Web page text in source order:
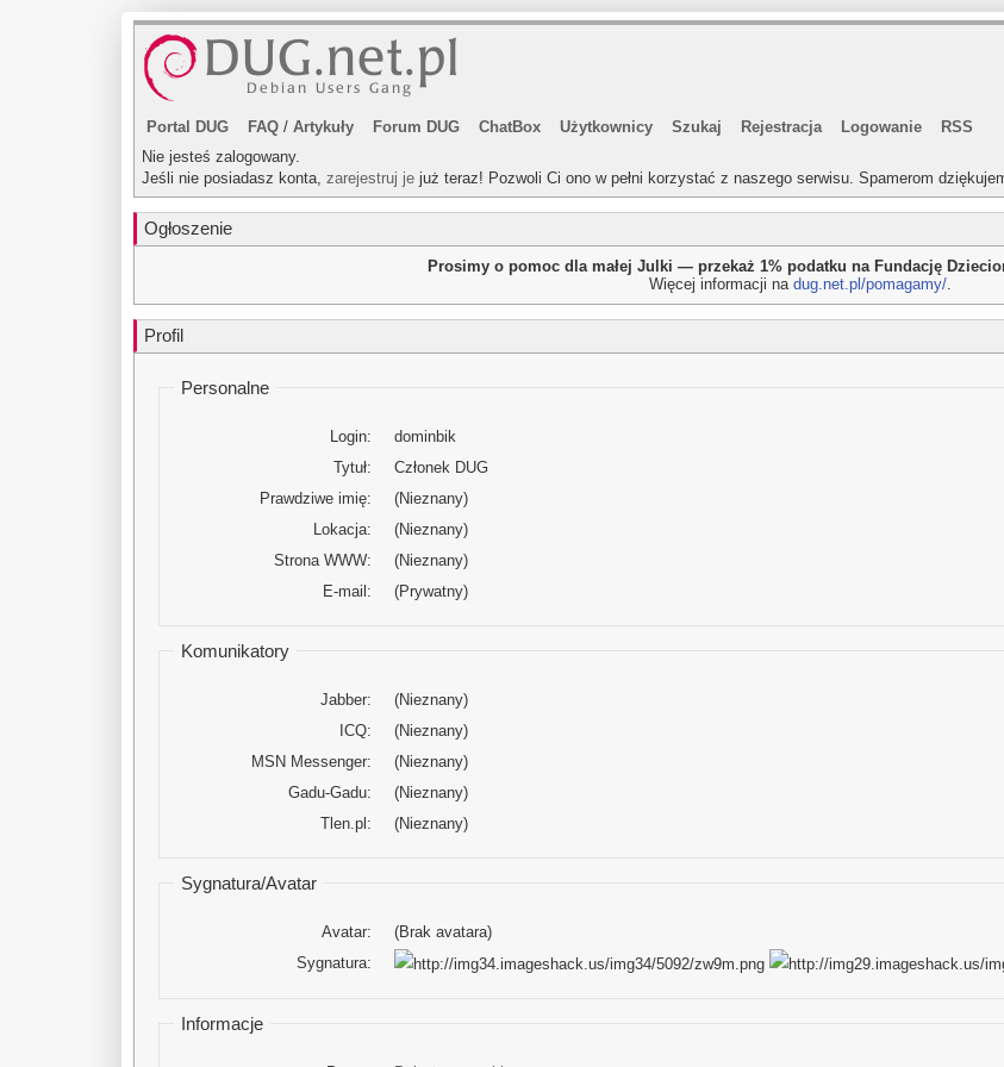
Portal DUG FAQ / Artykuły Forum DUG ChatBox Użytkownicy Szukaj Rejestracja Logowanie
RSS
Nie jesteś zalogowany.
Jeśli nie posiadasz konta, zarejestruj je już teraz! Pozwoli Ci ono w pełni korzystać z naszego serwisu. Spamerom
Ogłoszenie
Prosimy o pomoc dla małej Julki — przekaż 1% podatku na Fundację
Więcej informacji na dug.net.pl/pomagamy/.
Profil
Personalne
Login:
dominbik
Tytuł:
Członek DUG
Prawdziwe imię:
(Nieznany)
Lokacja:
(Nieznany)
Strona WWW:
(Nieznany)
E-mail:
(Prywatny)
Komunikatory
Jabber:
(Nieznany)
ICQ:
(Nieznany)
MSN Messenger:
(Nieznany)
Gadu-Gadu:
(Nieznany)
Tlen.pl:
(Nieznany)
Sygnatura/Avatar
Avatar:
(Brak avatara)
Sygnatura:
Informacje